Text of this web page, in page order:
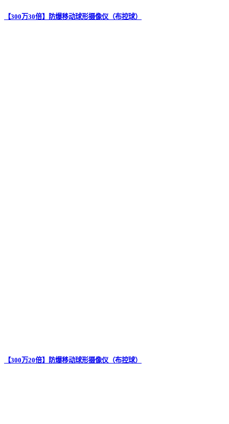
【300万30倍】防爆移动球形摄像仪（布控球）
【300万20倍】防爆移动球形摄像仪（布控球）